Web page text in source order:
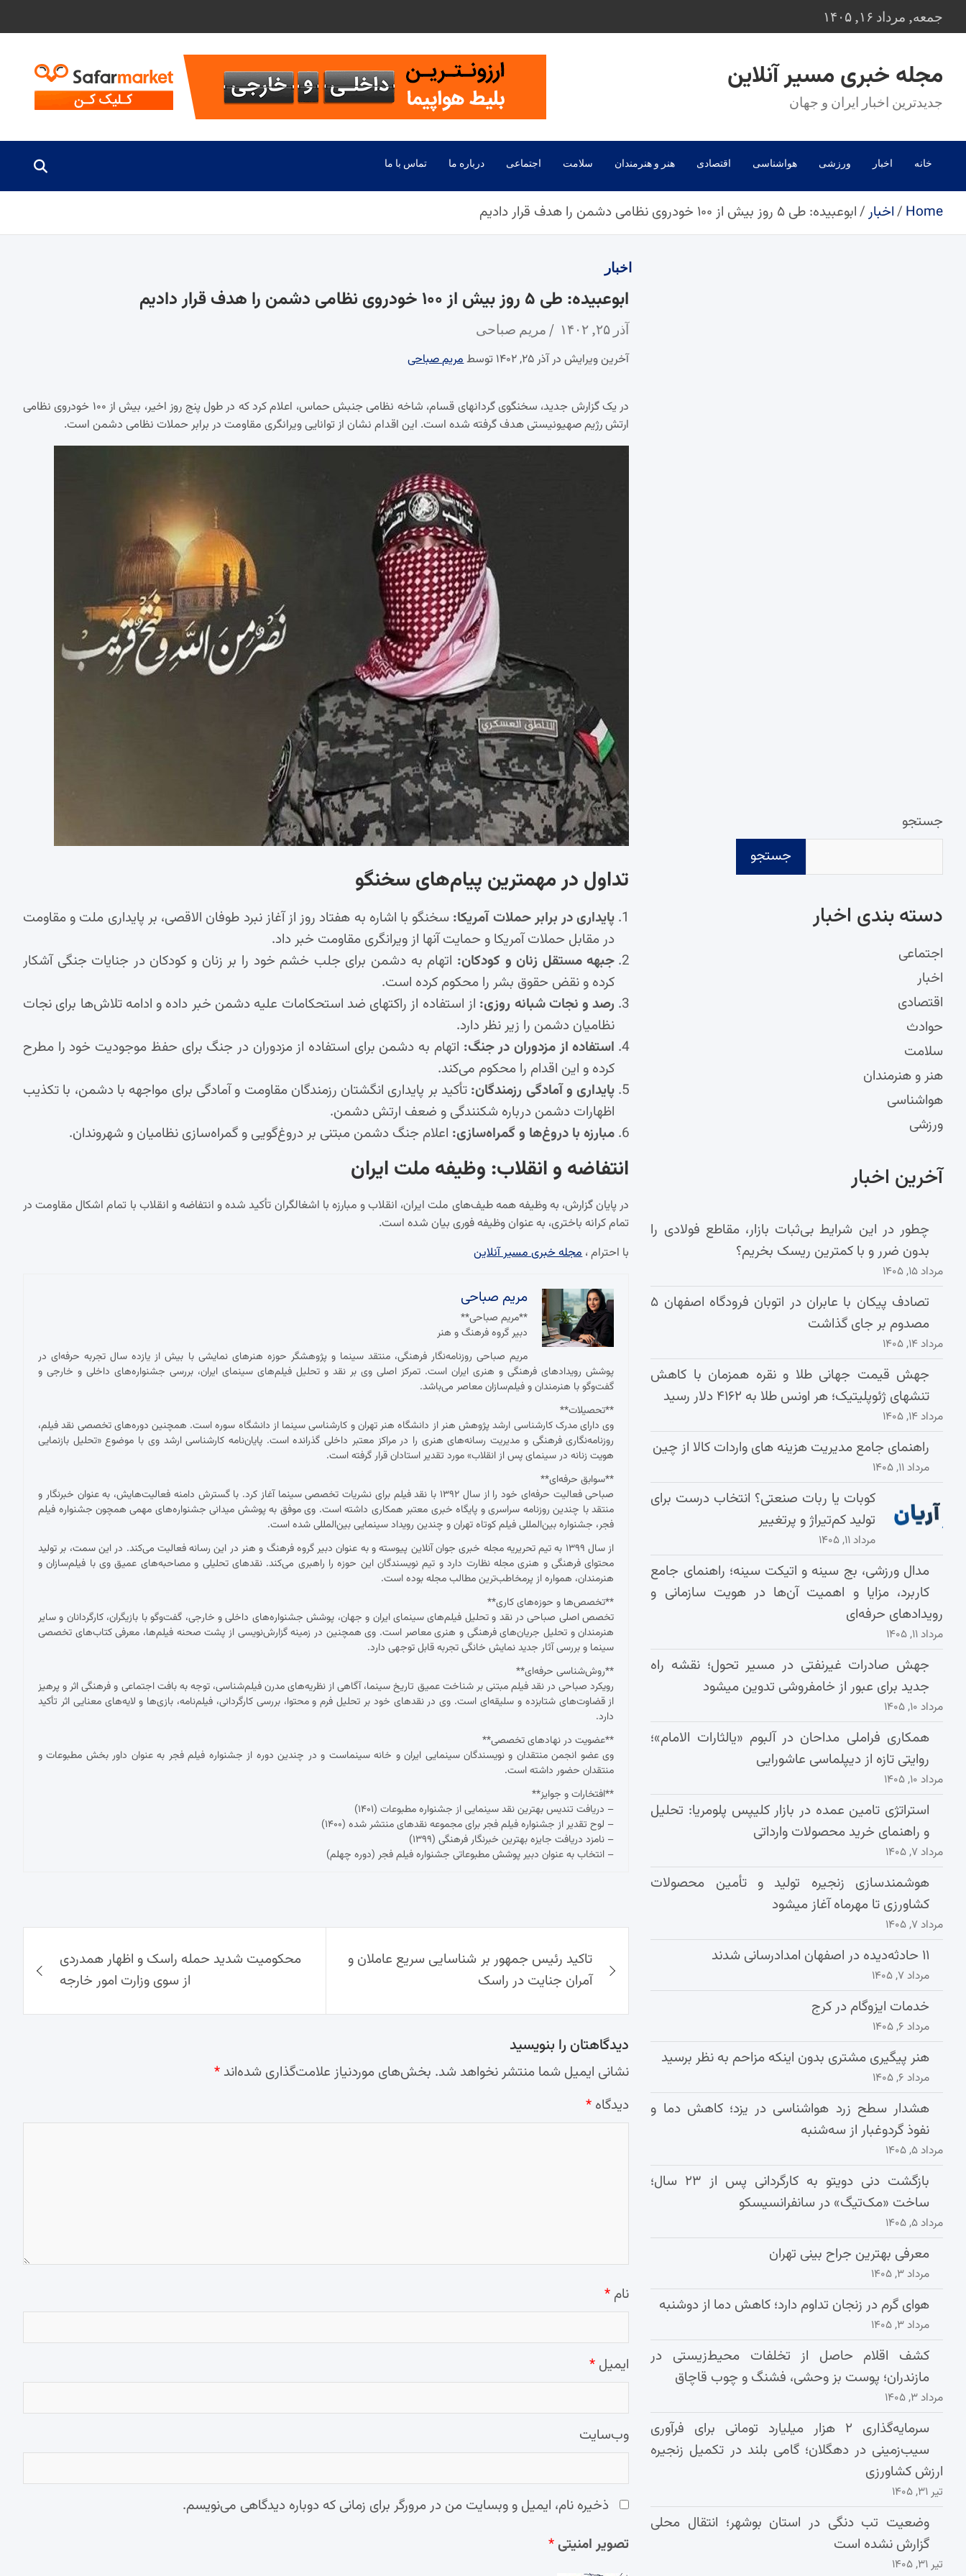
to
جمعه, مرداد ۱۶, ۱۴۰۵
مجله خبری مسیر آنلاین
جدیدترین اخبار ایران و جهان
خانه اخبار ورزشی هواشناسی اقتصادی هنر و هنرمندان سلامت اجتماعی درباره ما تماس با ما
Home اخبار ابوعبیده: طی ۵ روز بیش از ۱۰۰ خودروی نظامی دشمن را هدف قرار دادیم
اخبار
ابوعبیده: طی ۵ روز بیش از ۱۰۰ خودروی نظامی دشمن را هدف قرار دادیم
آذر ۲۵, ۱۴۰۲ مریم صباحی
آخرین ویرایش در آذر ۲۵, ۱۴۰۲ توسط مریم صباحی
در یک گزارش جدید، سخنگوی گردانهای قسام، شاخه نظامی جنبش حماس، اعلام کرد که در طول پنج روز اخیر، بیش از ۱۰۰ خودروی نظامی
ارتش رژیم صهیونیستی هدف گرفته شده است. این اقدام نشان از توانایی ویرانگری مقاومت در برابر حملات نظامی دشمن است.
تداول در مهمترین پیام‌های سخنگو
پایداری در برابر حملات آمریکا: سخنگو با اشاره به هفتاد روز از آغاز نبرد طوفان الاقصی، بر پایداری ملت و مقاومت
در مقابل حملات آمریکا و حمایت آنها از ویرانگری مقاومت خبر داد.
جبهه مستقل زنان و کودکان: اتهام به دشمن برای جلب خشم خود را بر زنان و کودکان در جنایات جنگی آشکار
کرده و نقض حقوق بشر را محکوم کرده است.
رصد و نجات شبانه روزی: از استفاده از راکتهای ضد استحکامات علیه دشمن خبر داده و ادامه تلاش‌ها برای نجات
نظامیان دشمن را زیر نظر دارد.
استفاده از مزدوران در جنگ: اتهام به دشمن برای استفاده از مزدوران در جنگ برای حفظ موجودیت خود را مطرح
کرده و این اقدام را محکوم می‌کند.
پایداری و آمادگی رزمندگان: تأکید بر پایداری انگشتان رزمندگان مقاومت و آمادگی برای مواجهه با دشمن، با تکذیب
اظهارات دشمن درباره شکنندگی و ضعف ارتش دشمن.
مبارزه با دروغ‌ها و گمراه‌سازی: اعلام جنگ دشمن مبتنی بر دروغ‌گویی و گمراه‌سازی نظامیان و شهروندان.
انتفاضه و انقلاب: وظیفه ملت ایران
در پایان گزارش، به وظیفه همه طیف‌های ملت ایران، انقلاب و مبارزه با اشغالگران تأکید شده و انتفاضه و انقلاب با تمام اشکال مقاومت در
تمام کرانه باختری، به عنوان وظیفه فوری بیان شده است.
با احترام ،مجله خبری مسیر آنلاین
مریم صباحی
**مریم صباحی**
دبیر گروه فرهنگ و هنر
مریم صباحی روزنامه‌نگار فرهنگی، منتقد سینما و پژوهشگر حوزه هنرهای نمایشی با بیش از یازده سال تجربه حرفه‌ای در
پوشش رویدادهای فرهنگی و هنری ایران است. تمرکز اصلی وی بر نقد و تحلیل فیلم‌های سینمای ایران، بررسی جشنواره‌های داخلی و خارجی و
گفت‌وگو با هنرمندان و فیلم‌سازان معاصر می‌باشد.
**تحصیلات**
وی دارای مدرک کارشناسی ارشد پژوهش هنر از دانشگاه هنر تهران و کارشناسی سینما از دانشگاه سوره است. همچنین دوره‌های تخصصی نقد فیلم،
روزنامه‌نگاری فرهنگی و مدیریت رسانه‌های هنری را در مراکز معتبر داخلی گذرانده است. پایان‌نامه کارشناسی ارشد وی با موضوع «تحلیل بازنمایی
هویت زنانه در سینمای پس از انقلاب» مورد تقدیر استادان قرار گرفته است.
**سوابق حرفه‌ای**
صباحی فعالیت حرفه‌ای خود را از سال ۱۳۹۲ با نقد فیلم برای نشریات تخصصی سینما آغاز کرد. با گسترش دامنه فعالیت‌هایش، به عنوان خبرنگار و
منتقد با چندین روزنامه سراسری و پایگاه خبری معتبر همکاری داشته است. وی موفق به پوشش میدانی جشنواره‌های مهمی همچون جشنواره فیلم
فجر، جشنواره بین‌المللی فیلم کوتاه تهران و چندین رویداد سینمایی بین‌المللی شده است.
از سال ۱۳۹۹ به تیم تحریریه مجله خبری جوان آنلاین پیوسته و به عنوان دبیر گروه فرهنگ و هنر در این رسانه فعالیت می‌کند. در این سمت، بر تولید
محتوای فرهنگی و هنری مجله نظارت دارد و تیم نویسندگان این حوزه را راهبری می‌کند. نقدهای تحلیلی و مصاحبه‌های عمیق وی با فیلم‌سازان و
هنرمندان، همواره از پرمخاطب‌ترین مطالب مجله بوده است.
**تخصص‌ها و حوزه‌های کاری**
تخصص اصلی صباحی در نقد و تحلیل فیلم‌های سینمای ایران و جهان، پوشش جشنواره‌های داخلی و خارجی، گفت‌وگو با بازیگران، کارگردانان و سایر
هنرمندان و تحلیل جریان‌های فرهنگی و هنری معاصر است. وی همچنین در زمینه گزارش‌نویسی از پشت صحنه فیلم‌ها، معرفی کتاب‌های تخصصی
سینما و بررسی آثار جدید نمایش خانگی تجربه قابل توجهی دارد.
**روش‌شناسی حرفه‌ای**
رویکرد صباحی در نقد فیلم مبتنی بر شناخت عمیق تاریخ سینما، آگاهی از نظریه‌های مدرن فیلم‌شناسی، توجه به بافت اجتماعی و فرهنگی اثر و پرهیز
از قضاوت‌های شتابزده و سلیقه‌ای است. وی در نقدهای خود بر تحلیل فرم و محتوا، بررسی کارگردانی، فیلم‌نامه، بازی‌ها و لایه‌های معنایی اثر تأکید
دارد.
**عضویت در نهادهای تخصصی**
وی عضو انجمن منتقدان و نویسندگان سینمایی ایران و خانه سینماست و در چندین دوره از جشنواره فیلم فجر به عنوان داور بخش مطبوعات و
منتقدان حضور داشته است.
**افتخارات و جوایز**
– دریافت تندیس بهترین نقد سینمایی از جشنواره مطبوعات (۱۴۰۱)
– لوح تقدیر از جشنواره فیلم فجر برای مجموعه نقدهای منتشر شده (۱۴۰۰)
– نامزد دریافت جایزه بهترین خبرنگار فرهنگی (۱۳۹۹)
– انتخاب به عنوان دبیر پوشش مطبوعاتی جشنواره فیلم فجر (دوره چهلم)
نوشته‌ها
تاکید رئیس جمهور بر شناسایی سریع عاملان و
آمران جنایت در راسک
محکومیت شدید حمله راسک و اظهار همدردی
از سوی وزارت امور خارجه
دیدگاهتان را بنویسید
نشانی ایمیل شما منتشر نخواهد شد. بخش‌های موردنیاز علامت‌گذاری شده‌اند *
دیدگاه *
نام *
ایمیل *
وب‌سایت
ذخیره نام، ایمیل و وبسایت من در مرورگر برای زمانی که دوباره دیدگاهی می‌نویسم.
تصویر امنیتی*
جستجو
جستجو
دسته‌ بندی اخبار
اجتماعی
اخبار
اقتصادی
حوادث
سلامت
هنر و هنرمندان
هواشناسی
ورزشی
آخرین اخبار
چطور در این شرایط بی‌ثبات بازار، مقاطع فولادی را
بدون ضرر و با کمترین ریسک بخریم؟
مرداد ۱۵, ۱۴۰۵
تصادف پیکان با عابران در اتوبان فرودگاه اصفهان ۵
مصدوم بر جای گذاشت
مرداد ۱۴, ۱۴۰۵
جهش قیمت جهانی طلا و نقره همزمان با کاهش
تنشهای ژئوپلیتیک؛ هر اونس طلا به ۴۱۶۲ دلار رسید
مرداد ۱۴, ۱۴۰۵
راهنمای جامع مدیریت هزینه‌ های واردات کالا از چین
مرداد ۱۱, ۱۴۰۵
کوبات یا ربات صنعتی؟ انتخاب درست برای
تولید کم‌تیراژ و پرتغییر
مرداد ۱۱, ۱۴۰۵
مدال ورزشی، بج سینه و اتیکت سینه؛ راهنمای جامع
کاربرد، مزایا و اهمیت آن‌ها در هویت سازمانی و
رویدادهای حرفه‌ای
مرداد ۱۱, ۱۴۰۵
جهش صادرات غیرنفتی در مسیر تحول؛ نقشه راه
جدید برای عبور از خامفروشی تدوین میشود
مرداد ۱۰, ۱۴۰۵
همکاری فراملی مداحان در آلبوم «یالثارات الامام»؛
روایتی تازه از دیپلماسی عاشورایی
مرداد ۱۰, ۱۴۰۵
استراتژی تامین عمده در بازار کلیپس پلومریا: تحلیل
و راهنمای خرید محصولات وارداتی
مرداد ۷, ۱۴۰۵
هوشمندسازی زنجیره تولید و تأمین محصولات
کشاورزی تا مهرماه آغاز میشود
مرداد ۷, ۱۴۰۵
۱۱ حادثه‌دیده در اصفهان امدادرسانی شدند
مرداد ۷, ۱۴۰۵
خدمات ایزوگام در کرج
مرداد ۶, ۱۴۰۵
هنر پیگیری مشتری بدون اینکه مزاحم به نظر برسید
مرداد ۶, ۱۴۰۵
هشدار سطح زرد هواشناسی در یزد؛ کاهش دما و
نفوذ گردوغبار از سه‌شنبه
مرداد ۵, ۱۴۰۵
بازگشت دنی دویتو به کارگردانی پس از ۲۳ سال؛
ساخت «مک‌تیگ» در سانفرانسیسکو
مرداد ۵, ۱۴۰۵
معرفی بهترین جراح بینی تهران
مرداد ۳, ۱۴۰۵
هوای گرم در زنجان تداوم دارد؛ کاهش دما از دوشنبه
مرداد ۳, ۱۴۰۵
کشف اقلام حاصل از تخلفات محیط‌زیستی در
مازندران؛ پوست بز وحشی، فشنگ و چوب قاچاق
مرداد ۳, ۱۴۰۵
سرمایه‌گذاری ۲ هزار میلیارد تومانی برای فرآوری
سیب‌زمینی در دهگلان؛ گامی بلند در تکمیل زنجیره
ارزش کشاورزی
تیر ۳۱, ۱۴۰۵
وضعیت تب دنگی در استان بوشهر؛ انتقال محلی
گزارش نشده است
تیر ۳۱, ۱۴۰۵